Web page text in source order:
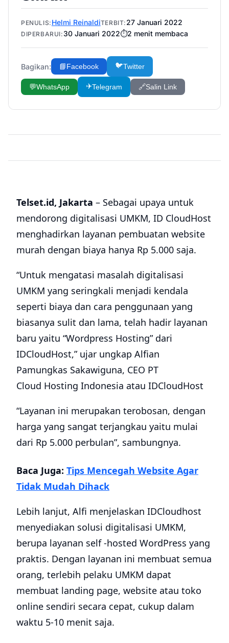
PENULIS: Helmi ReinaldiTERBIT: 27 Januari 2022
DIPERBARUI: 30 Januari 2022⏱️2 menit membaca
Bagikan: 📘Facebook 🐦Twitter
💬WhatsApp ✈️Telegram 🔗Salin Link
Telset.id, Jakarta – Sebagai upaya untuk
mendorong digitalisasi UMKM, ID CloudHost
menghadirkan layanan pembuatan website
murah dengan biaya hanya Rp 5.000 saja.
“Untuk mengatasi masalah digitalisasi
UMKM yang seringkali menjadi kendala
seperti biaya dan cara penggunaan yang
biasanya sulit dan lama, telah hadir layanan
baru yaitu “Wordpress Hosting” dari
IDCloudHost,” ujar ungkap Alfian
Pamungkas Sakawiguna, CEO PT
Cloud Hosting Indonesia atau IDCloudHost
“Layanan ini merupakan terobosan, dengan
harga yang sangat terjangkau yaitu mulai
dari Rp 5.000 perbulan”, sambungnya.
Baca Juga: Tips Mencegah Website Agar
Tidak Mudah Dihack
Lebih lanjut, Alfi menjelaskan IDCloudhost
menyediakan solusi digitalisasi UMKM,
berupa layanan self -hosted WordPress yang
praktis. Dengan layanan ini membuat semua
orang, terlebih pelaku UMKM dapat
membuat landing page, website atau toko
online sendiri secara cepat, cukup dalam
waktu 5-10 menit saja.